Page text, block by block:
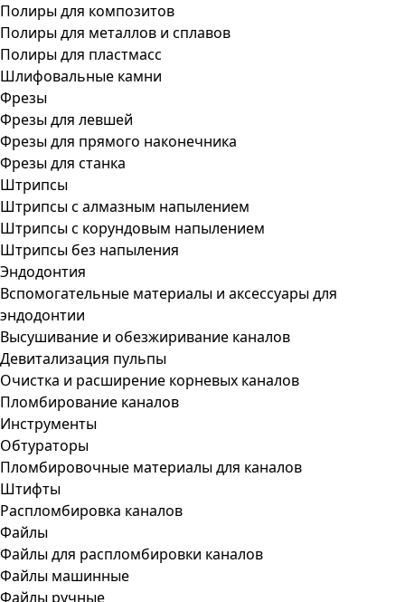
Полиры для композитов
Полиры для металлов и сплавов
Полиры для пластмасс
Шлифовальные камни
Фрезы
Фрезы для левшей
Фрезы для прямого наконечника
Фрезы для станка
Штрипсы
Штрипсы c алмазным напылением
Штрипсы c корундовым напылением
Штрипсы без напыления
Эндодонтия
Вспомогательные материалы и аксессуары для
эндодонтии
Высушивание и обезжиривание каналов
Девитализация пульпы
Очистка и расширение корневых каналов
Пломбирование каналов
Инструменты
Обтураторы
Пломбировочные материалы для каналов
Штифты
Распломбировка каналов
Файлы
Файлы для распломбировки каналов
Файлы машинные
Файлы ручные